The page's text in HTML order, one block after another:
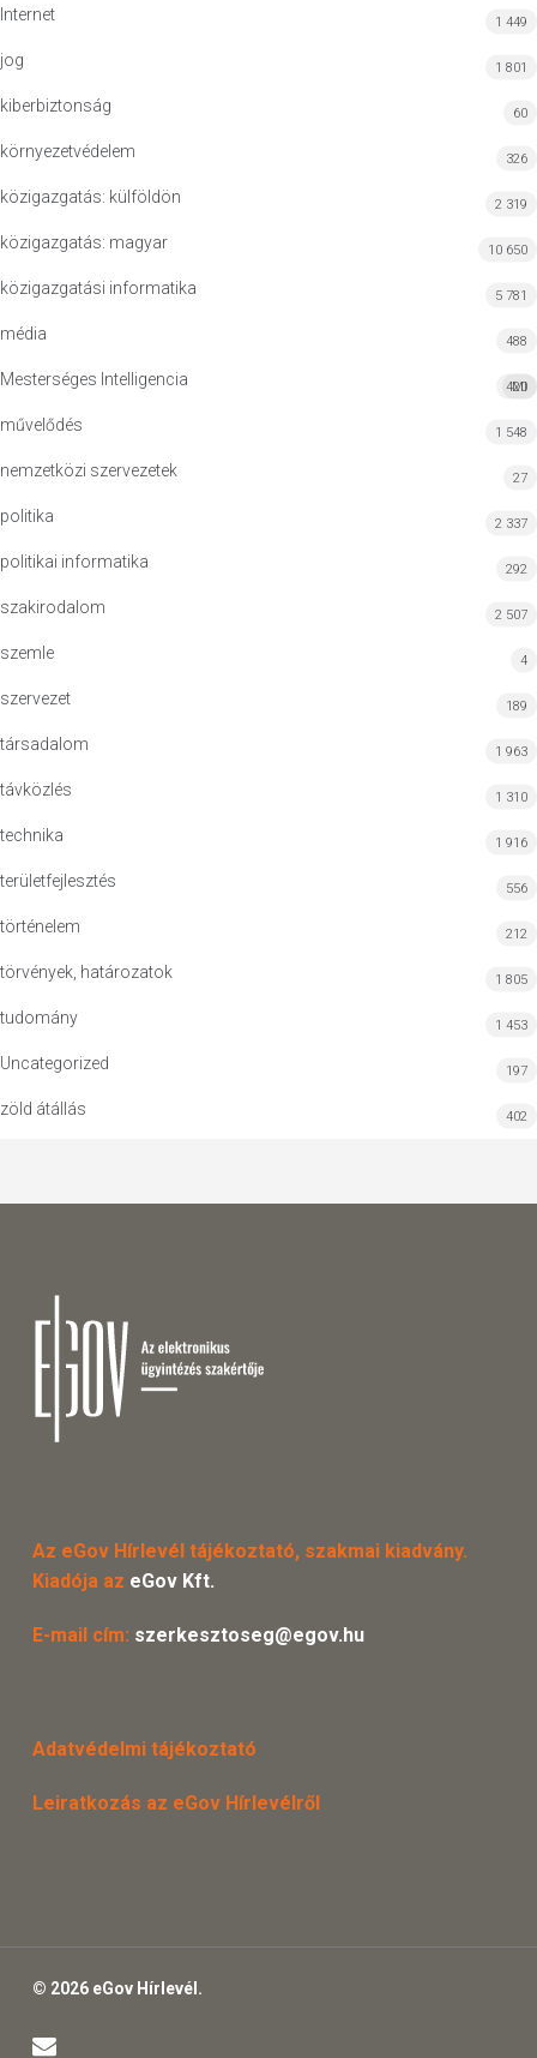
Internet 1 449
jog 1 801
kiberbiztonság 60
környezetvédelem 326
közigazgatás: külföldön 2 319
közigazgatás: magyar 10 650
közigazgatási informatika 5 781
média 488
Mesterséges Intelligencia MI
420
művelődés 1 548
nemzetközi szervezetek 27
politika 2 337
politikai informatika 292
szakirodalom 2 507
szemle 4
szervezet 189
társadalom 1 963
távközlés 1 310
technika 1 916
területfejlesztés 556
történelem 212
törvények, határozatok 1 805
tudomány 1 453
Uncategorized 197
zöld átállás 402
Az eGov Hírlevél tájékoztató, szakmai kiadvány.
Kiadója az eGov Kft.
E-mail cím: szerkesztoseg@egov.hu
Adatvédelmi tájékoztató
Leiratkozás az eGov Hírlevélről
© 2026 eGov Hírlevél.
email